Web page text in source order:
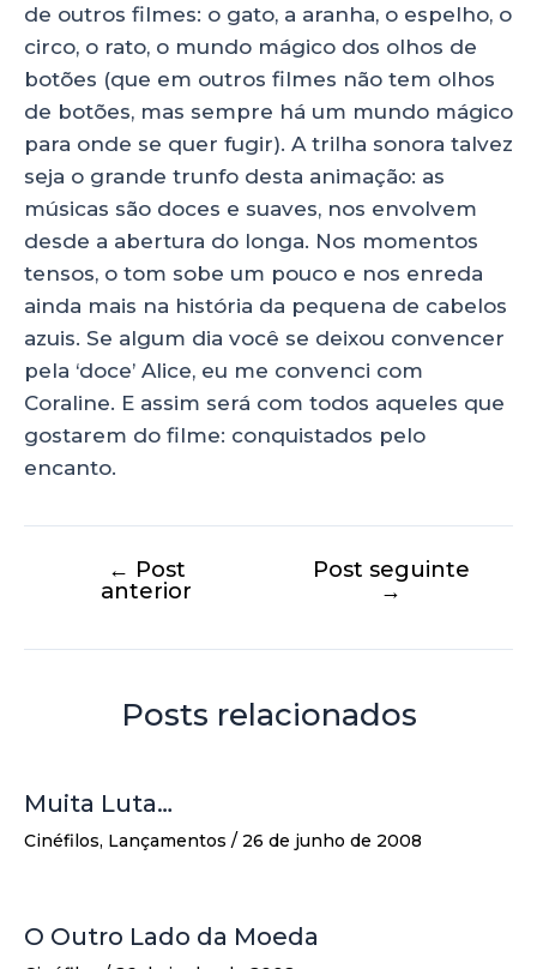
de outros filmes: o gato, a aranha, o espelho, o
circo, o rato, o mundo mágico dos olhos de
botões (que em outros filmes não tem olhos
de botões, mas sempre há um mundo mágico
para onde se quer fugir). A trilha sonora talvez
seja o grande trunfo desta animação: as
músicas são doces e suaves, nos envolvem
desde a abertura do longa. Nos momentos
tensos, o tom sobe um pouco e nos enreda
ainda mais na história da pequena de cabelos
azuis. Se algum dia você se deixou convencer
pela ‘doce’ Alice, eu me convenci com
Coraline. E assim será com todos aqueles que
gostarem do filme: conquistados pelo
encanto.
← Post
anterior
Post seguinte
→
Posts relacionados
Muita Luta…
Cinéfilos, Lançamentos / 26 de junho de 2008
O Outro Lado da Moeda